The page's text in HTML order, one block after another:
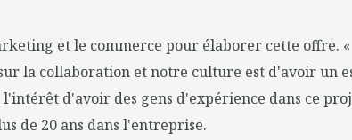
et le commerce pour élaborer cette offre. «
la collaboration et notre culture est d'avoir un
l'intérêt d'avoir des gens d'expérience dans ce
de 20 ans dans l'entreprise.